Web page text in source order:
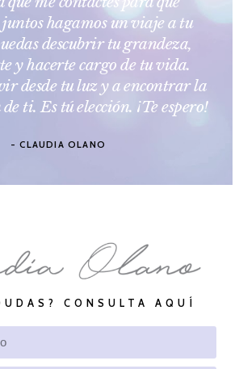
hagamos un viaje a tu
descubrir tu grandeza,
y hacerte cargo de tu vida.
desde tu luz y a encontrar la
ti. Es tú elección. ¡Te espero!
- CLAUDIA OLANO
CONSULTA AQUÍ